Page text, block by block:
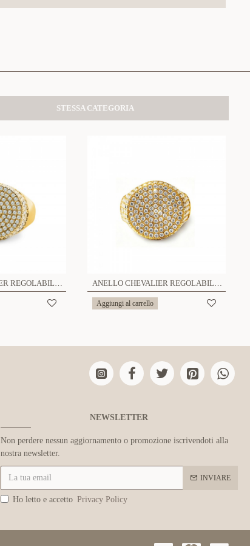
STESSA CATEGORIA
ANELLO CHEVALIER REGOLABILE CON PAVÉ DI ZIRCONI - MY25128C348 ANELLO CHEVALIER REGOLABILE CON PAVÉ DI ZIRCONI - JN26128C726
Aggiungi al carrello
NEWSLETTER
Non perdere nessun aggiornamento o promozione iscrivendoti alla
nostra newsletter.
INVIARE
Ho letto e accetto Privacy Policy